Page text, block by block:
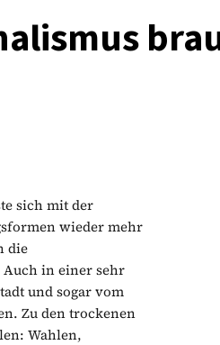
sich mit der
wieder mehr
die
in einer sehr
und sogar vom
Zu den trockenen
Wahlen,